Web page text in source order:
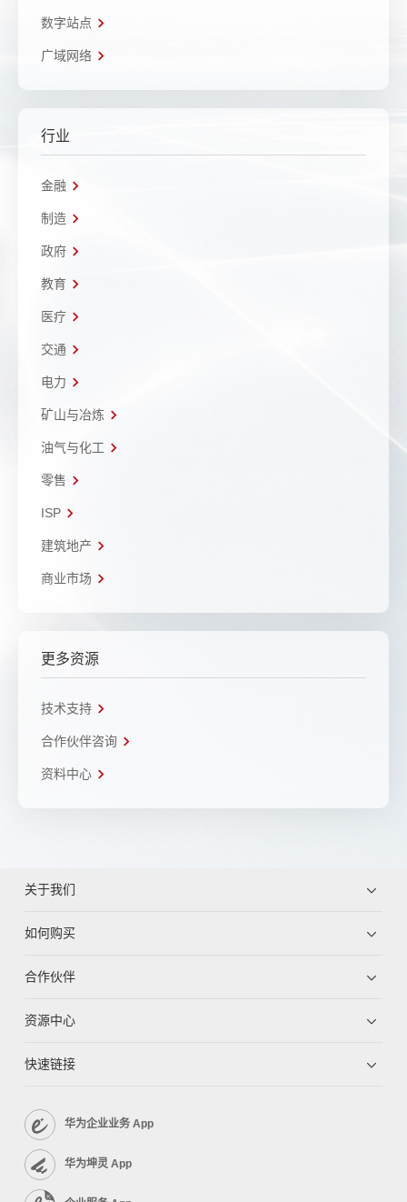
数字站点
广域网络
行业
金融
制造
政府
教育
医疗
交通
电力
矿山与冶炼
油气与化工
零售
ISP
建筑地产
商业市场
更多资源
技术支持
合作伙伴咨询
资料中心
关于我们
如何购买
合作伙伴
资源中心
快速链接
华为企业业务 App
华为坤灵 App